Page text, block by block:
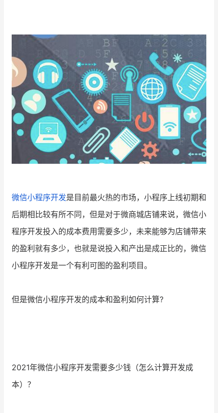
增长俱乐部
增长俱乐部 有赞商盟
商家社区 社群交流
合作共进
入驻有赞 认证代理商
认证服务商 设计服务商
微信小程序开发是目前最火热的市场，小程序上线初期和
后期相比较有所不同，但是对于微商城店铺来说，微信小
程序开发投入的成本费用需要多少，未来能够为店铺带来
的盈利就有多少，也就是说投入和产出是成正比的，微信
小程序开发是一个有利可图的盈利项目。
但是微信小程序开发的成本和盈利如何计算?
2021年微信小程序开发需要多少钱（怎么计算开发成
本）？